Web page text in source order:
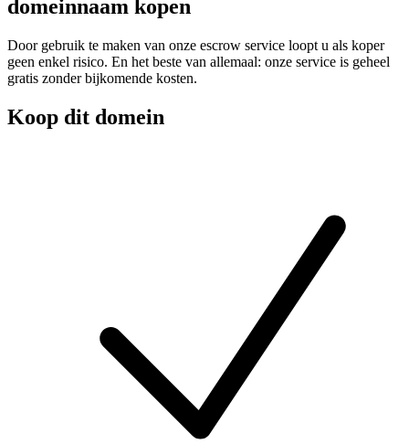
domeinnaam kopen
Door gebruik te maken van onze escrow service loopt u als koper
geen enkel risico. En het beste van allemaal: onze service is geheel
gratis zonder bijkomende kosten.
Koop dit domein